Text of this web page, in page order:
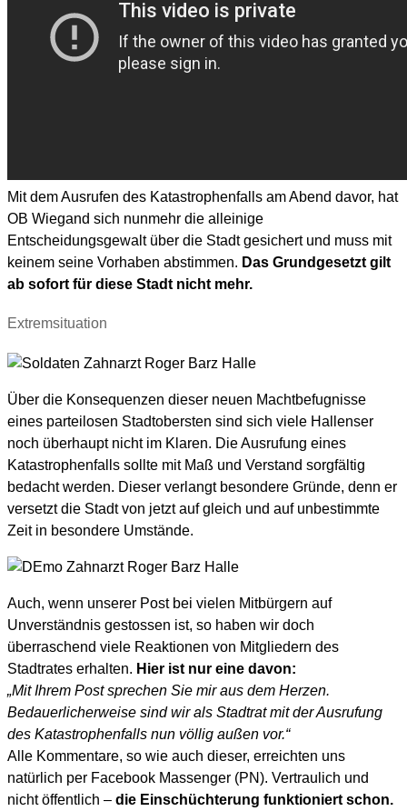
Mit dem Ausrufen des Katastrophenfalls am Abend davor, hat
OB Wiegand sich nunmehr die alleinige
Entscheidungsgewalt über die Stadt gesichert und muss mit
keinem seine Vorhaben abstimmen. Das Grundgesetzt gilt
ab sofort für diese Stadt nicht mehr.
Extremsituation
Über die Konsequenzen dieser neuen Machtbefugnisse
eines parteilosen Stadtobersten sind sich viele Hallenser
noch überhaupt nicht im Klaren. Die Ausrufung eines
Katastrophenfalls sollte mit Maß und Verstand sorgfältig
bedacht werden. Dieser verlangt besondere Gründe, denn er
versetzt die Stadt von jetzt auf gleich und auf unbestimmte
Zeit in besondere Umstände.
Auch, wenn unserer Post bei vielen Mitbürgern auf
Unverständnis gestossen ist, so haben wir doch
überraschend viele Reaktionen von Mitgliedern des
Stadtrates erhalten. Hier ist nur eine davon:
„Mit Ihrem Post sprechen Sie mir aus dem Herzen.
Bedauerlicherweise sind wir als Stadtrat mit der Ausrufung
des Katastrophenfalls nun völlig außen vor.“
Alle Kommentare, so wie auch dieser, erreichten uns
natürlich per Facebook Massenger (PN). Vertraulich und
nicht öffentlich – die Einschüchterung funktioniert schon.